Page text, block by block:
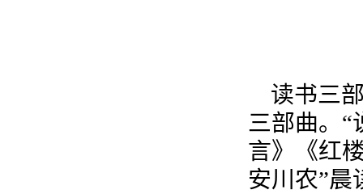
读书三
三部曲。“
言》《红
安川农”晨